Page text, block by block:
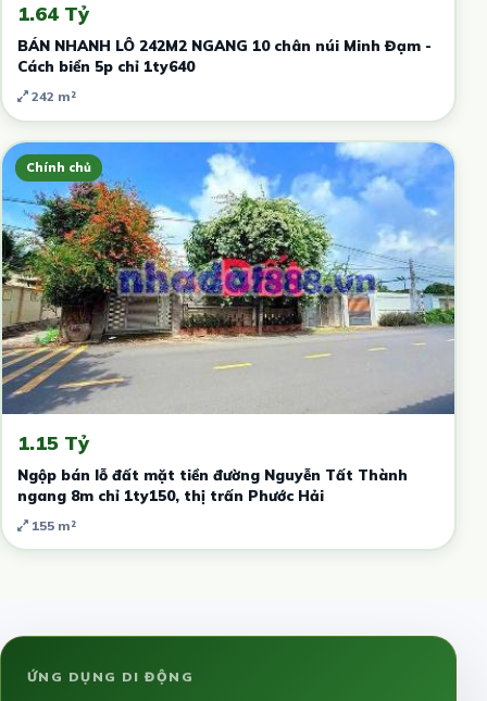
1.64 Tỷ
BÁN NHANH LÔ 242M2 NGANG 10 chân núi Minh Đạm -
Cách biển 5p chỉ 1ty640
242 m²
Chính chủ
1.15 Tỷ
Ngộp bán lỗ đất mặt tiền đường Nguyễn Tất Thành
ngang 8m chỉ 1ty150, thị trấn Phước Hải
155 m²
ỨNG DỤNG DI ĐỘNG